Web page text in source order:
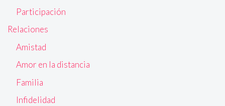
Participación
Relaciones
Amistad
Amor en la distancia
Familia
Infidelidad